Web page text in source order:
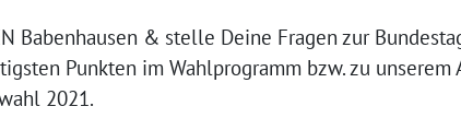
Babenhausen & stelle Deine Fragen zur
Punkten im Wahlprogramm bzw. zu unserem
2021.